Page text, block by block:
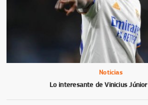
Noticias
Lo interesante de Vinicius Júnior